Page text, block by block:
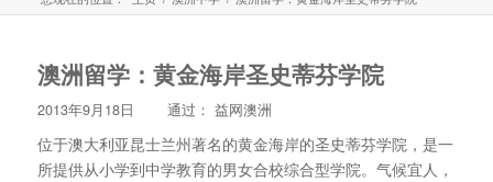
澳洲留学：黄金海岸圣史蒂芬学院
2013年9月18日 通过： 益网澳洲
位于澳大利亚昆士兰州著名的黄金海岸的圣史蒂芬学院，是一
所提供从小学到中学教育的男女合校综合型学院。气候宜人，